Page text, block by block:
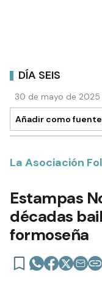
DÍA SEIS
30 de mayo de
Añadir como
La Asociación
Estampas
décadas
formoseña